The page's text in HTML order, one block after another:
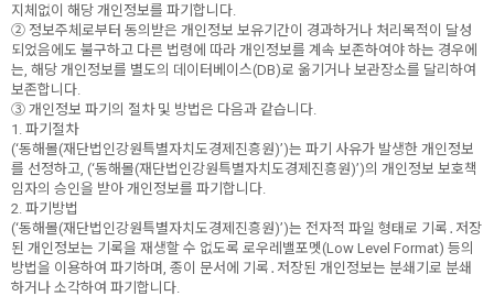
지체없이 해당 개인정보를 파기합니다.
② 정보주체로부터 동의받은 개인정보 보유기간이 경과하거나 처리목적이 달성
되었음에도 불구하고 다른 법령에 따라 개인정보를 계속 보존하여야 하는 경우에
는, 해당 개인정보를 별도의 데이터베이스(DB)로 옮기거나 보관장소를 달리하여
보존합니다.
③ 개인정보 파기의 절차 및 방법은 다음과 같습니다.
1. 파기절차
(‘동해몰(재단법인강원특별자치도경제진흥원)’)는 파기 사유가 발생한 개인정보
를 선정하고, (‘동해몰(재단법인강원특별자치도경제진흥원)’)의 개인정보 보호책
임자의 승인을 받아 개인정보를 파기합니다.
2. 파기방법
(‘동해몰(재단법인강원특별자치도경제진흥원)’)는 전자적 파일 형태로 기록․저장
된 개인정보는 기록을 재생할 수 없도록 로우레밸포멧(Low Level Format) 등의
방법을 이용하여 파기하며, 종이 문서에 기록․저장된 개인정보는 분쇄기로 분쇄
하거나 소각하여 파기합니다.